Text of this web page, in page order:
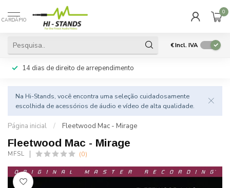
CARDÁPIO
0
€Incl. IVA
14 dias de direito de arrependimento
Na Hi-Stands, você encontra uma seleção cuidadosamente
escolhida de acessórios de áudio e vídeo de alta qualidade.
Página inicial / Fleetwood Mac - Mirage
Fleetwood Mac - Mirage
MFSL (0)